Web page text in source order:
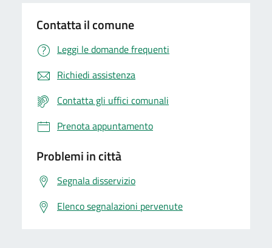
Contatta il comune
Leggi le domande frequenti
Richiedi assistenza
Contatta gli uffici comunali
Prenota appuntamento
Problemi in città
Segnala disservizio
Elenco segnalazioni pervenute